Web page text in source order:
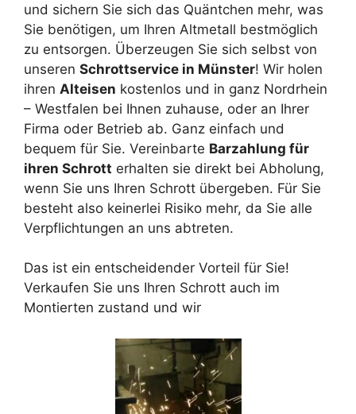
und sichern Sie sich das Quäntchen mehr, was
Sie benötigen, um Ihren Altmetall bestmöglich
zu entsorgen. Überzeugen Sie sich selbst von
unseren Schrottservice in Münster! Wir holen
ihren Alteisen kostenlos und in ganz Nordrhein
– Westfalen bei Ihnen zuhause, oder an Ihrer
Firma oder Betrieb ab. Ganz einfach und
bequem für Sie. Vereinbarte Barzahlung für
ihren Schrott erhalten sie direkt bei Abholung,
wenn Sie uns Ihren Schrott übergeben. Für Sie
besteht also keinerlei Risiko mehr, da Sie alle
Verpflichtungen an uns abtreten.
Das ist ein entscheidender Vorteil für Sie!
Verkaufen Sie uns Ihren Schrott auch im
Montierten zustand und wir